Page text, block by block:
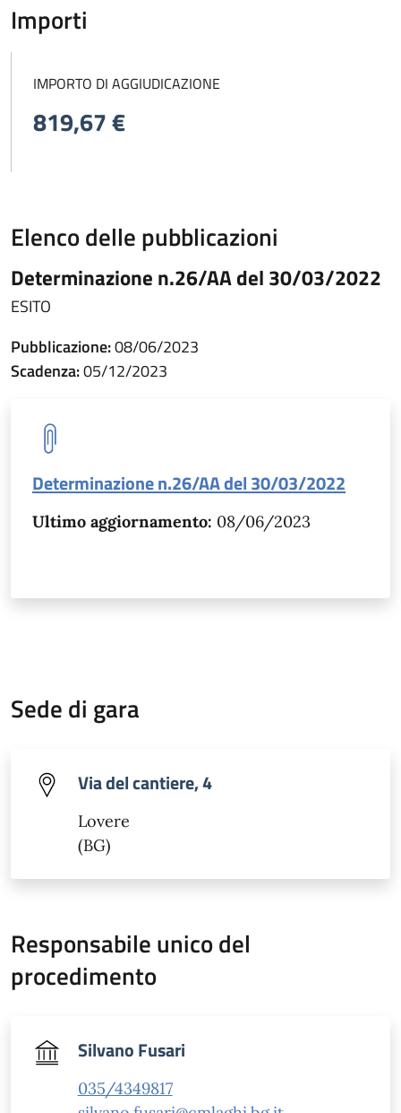
Importi
IMPORTO DI AGGIUDICAZIONE
819,67 €
Elenco delle pubblicazioni
Determinazione n.26/AA del 30/03/2022
ESITO
Pubblicazione:08/06/2023
Scadenza:05/12/2023
Determinazione n.26/AA del 30/03/2022
Ultimo aggiornamento: 08/06/2023
Sede di gara
Via del cantiere, 4
Lovere
(BG)
Responsabile unico del
procedimento
Silvano Fusari
035/4349817